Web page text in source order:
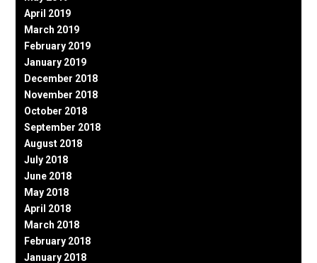
April 2019
March 2019
February 2019
January 2019
December 2018
November 2018
October 2018
September 2018
August 2018
July 2018
June 2018
May 2018
April 2018
March 2018
February 2018
January 2018